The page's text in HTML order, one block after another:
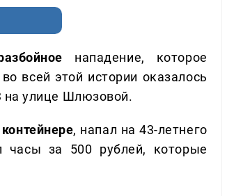
нападение, которое
всей этой истории оказалось
на улице Шлюзовой.
, напал на 43-летнего
часы за 500 рублей, которые